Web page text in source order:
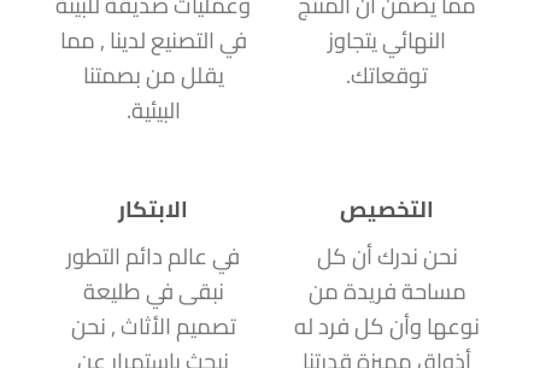
النهائي يتجاوز
توقعاتك.
في التصنيع لدينا , مما
يقلل من بصمتنا
البيئية.
التخصيص
نحن ندرك أن كل
مساحة فريدة من
نوعها وأن كل فرد له
الابتكار
في عالم دائم التطور
نبقى في طليعة
تصميم الأثاث , نحن